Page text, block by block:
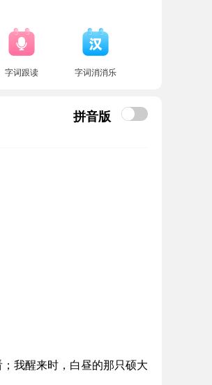
字词跟读 字词消消乐
拼音版
我醒来时，白昼的那只硕大